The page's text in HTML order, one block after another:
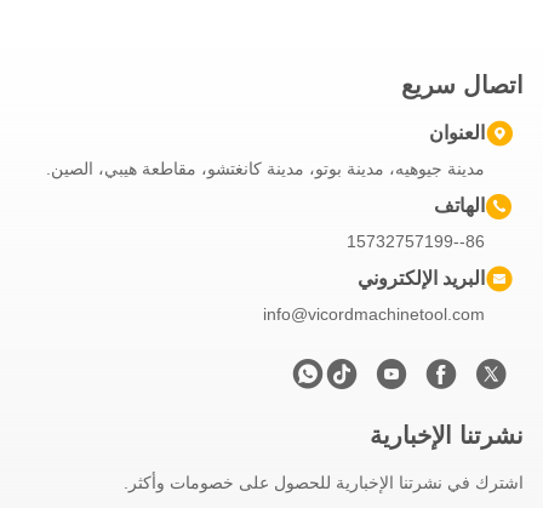
اتصال سريع
العنوان
مدينة جيوهيه، مدينة بوتو، مدينة كانغتشو، مقاطعة هيبي، الصين.
الهاتف
86--15732757199
البريد الإلكتروني
info@vicordmachinetool.com
نشرتنا الإخبارية
اشترك في نشرتنا الإخبارية للحصول على خصومات وأكثر.